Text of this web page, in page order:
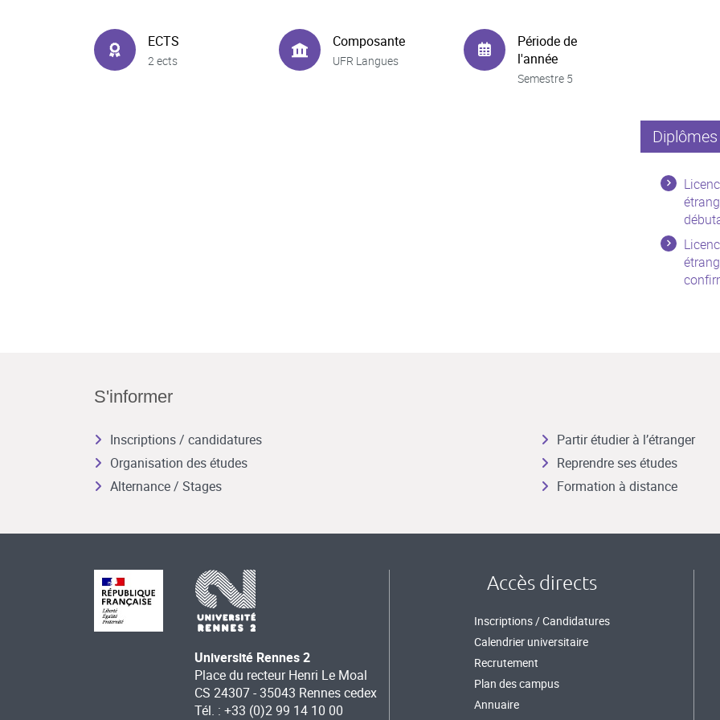
ECTS
2 ects
Composante
UFR Langues
Période de
l'année
Semestre 5
S'informer
Inscriptions / candidatures
Organisation des études
Alternance / Stages
Partir étudier à l’étranger
Reprendre ses études
Formation à distance
Université Rennes 2
Place du recteur Henri Le Moal
CS 24307 - 35043 Rennes cedex
Tél. : +33 (0)2 99 14 10 00
Accès directs
Inscriptions / Candidatures
Calendrier universitaire
Recrutement
Plan des campus
Annuaire